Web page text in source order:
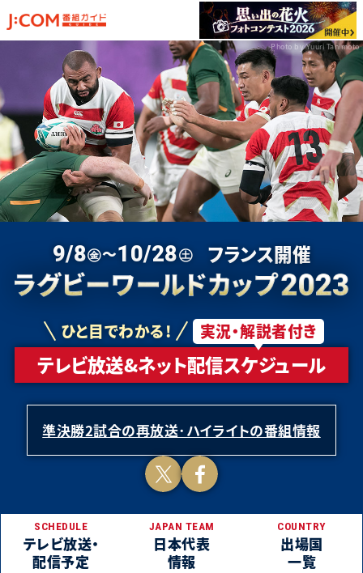
Photo by Yuuri Tanimoto
9/8㊎～10/28㊏ フランス開催
ひと目でわかる! 実況・解説者付き
テレビ放送&ネット配信スケジュール
準決勝2試合の再放送･ハイライトの番組情報
Tweet
SCHEDULE
テレビ放送・
配信予定
JAPAN TEAM
日本代表
情報
COUNTRY
出場国
一覧
テレビ放送・配信予定
日本代表情報
出場国一覧
TweetFacebook
POOL
ニュージーランド
フランス
イタリア
ウルグアイ
ナミビア
POOL B
南アフリカ
アイルランド
スコットランド
トンガ
ルーマニア
POOL C
ウェールズ
フィジー
ポルトガル
POOL D
イングランド
アルゼンチン